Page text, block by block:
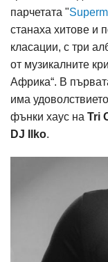
парчетата "
станаха хитове и
класации, с три
от музикалните
Африка“. В
има
фънки хаус на Tri
DJ Ilko.